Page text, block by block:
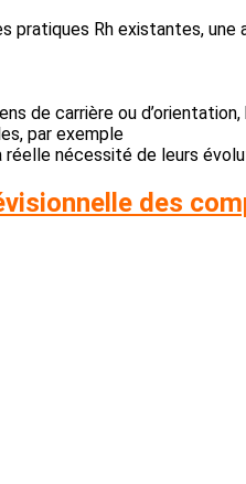
Rh existantes,
de carrière ou
par exemple
nécessité de leurs
des